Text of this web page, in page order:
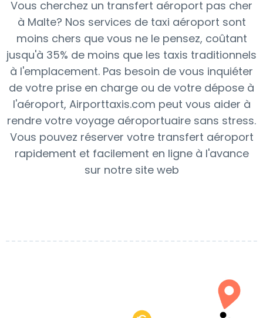
Vous cherchez un transfert aéroport pas cher
à Malte? Nos services de taxi aéroport sont
moins chers que vous ne le pensez, coûtant
jusqu'à 35% de moins que les taxis traditionnels
à l'emplacement. Pas besoin de vous inquiéter
de votre prise en charge ou de votre dépose à
l'aéroport, Airporttaxis.com peut vous aider à
rendre votre voyage aéroportuaire sans stress.
Vous pouvez réserver votre transfert aéroport
rapidement et facilement en ligne à l'avance
sur notre site web